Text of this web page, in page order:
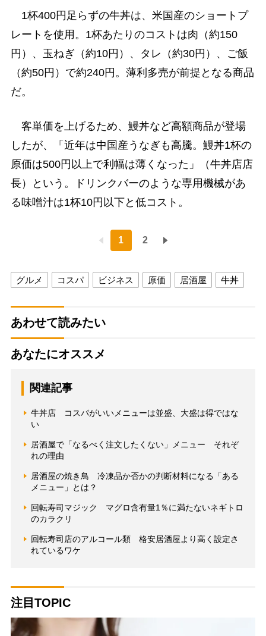
1杯400円足らずの牛丼は、米国産のショートプ
レートを使用。1杯あたりのコストは肉（約150
円）、玉ねぎ（約10円）、タレ（約30円）、ご飯
（約50円）で約240円。薄利多売が前提となる商品
だ。
客単価を上げるため、鰻丼など高額商品が登場
したが、「近年は中国産うなぎも高騰。鰻丼1杯の
原価は500円以上で利幅は薄くなった」（牛丼店店
長）という。ドリンクバーのような専用機械があ
る味噌汁は1杯10円以下と低コスト。
1 2
グルメ コスパ ビジネス 原価 居酒屋 牛丼
あわせて読みたい
あなたにオススメ
関連記事
牛丼店 コスパがいいメニューは並盛、大盛は得ではな
い
居酒屋で「なるべく注文したくない」メニュー それぞ
れの理由
居酒屋の焼き鳥 冷凍品か否かの判断材料になる「ある
メニュー」とは？
回転寿司マジック マグロ含有量1％に満たないネギトロ
のカラクリ
回転寿司店のアルコール類 格安居酒屋より高く設定さ
れているワケ
注目TOPIC